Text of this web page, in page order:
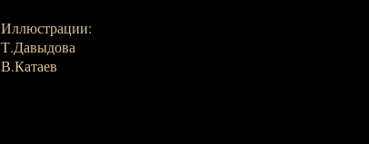
Иллюстрации:
Т.Давыдова
В.Катаев